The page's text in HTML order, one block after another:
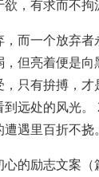
，有求而不拘
而一个放弃
但亮着便是
只有拚搏，
远处的风光
遇里百折不挠。
的励志文案